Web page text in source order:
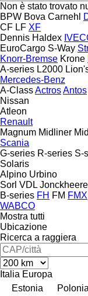
Non è stato trovato
BPW Bova Carnehl
CF LF XF
Dennis Haldex
EuroCargo S-Way
Knorr-Bremse Krone
A-series L2000
Mercedes-Benz
A-ClassActrosAntos
Nissan
Atleon
Renault
Magnum Midliner
Scania
G-series R-series S-
Solaris
Alpino Urbino
Sorl VDL Jonckheere
B-series FH FM FMX
WABCO
Mostra tutti
Ubicazione
Ricerca a raggiera
Italia Europa
Estonia
Polonia